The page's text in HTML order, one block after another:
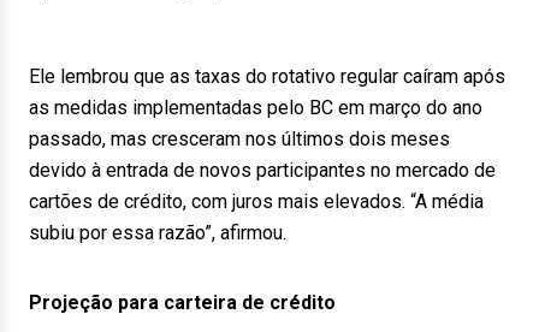
Ele lembrou que as taxas do rotativo regular caíram após
as medidas implementadas pelo BC em março do ano
passado, mas cresceram nos últimos dois meses
devido à entrada de novos participantes no mercado de
cartões de crédito, com juros mais elevados. “A média
subiu por essa razão”, afirmou.
Projeção para carteira de crédito